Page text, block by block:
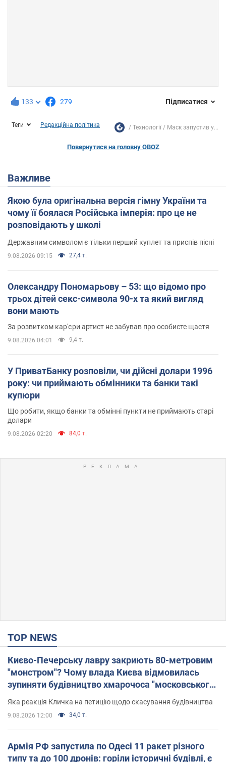
133 279 Підписатися
Теги Редакційна політика Технології Маск запустив у...
Повернутися на головну OBOZ
Важливе
Якою була оригінальна версія гімну України та
чому її боялася Російська імперія: про це не
розповідають у школі
Державним символом є тільки перший куплет та приспів пісні
9.08.2026 09:15 27,4 т.
Олександру Пономарьову – 53: що відомо про
трьох дітей секс-символа 90-х та який вигляд
вони мають
За розвитком кар'єри артист не забував про особисте щастя
9.08.2026 04:01 9,4 т.
У ПриватБанку розповіли, чи дійсні долари 1996
року: чи приймають обмінники та банки такі
купюри
Що робити, якщо банки та обмінні пункти не приймають старі
долари
9.08.2026 02:20 84,0 т.
TOP NEWS
Києво-Печерську лавру закриють 80-метровим
"монстром"? Чому влада Києва відмовилась
зупиняти будівництво хмарочоса "московського
вірянина"
Яка реакція Кличка на петицію щодо скасування будівництва
9.08.2026 12:00 34,0 т.
Армія РФ запустила по Одесі 11 ракет різного
типу та до 100 дронів: горіли історичні будівлі, є